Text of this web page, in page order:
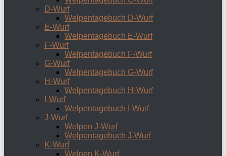
D-Wurf
Welpentagebuch D-Wurf
E-Wurf
Welpentagebuch E-Wurf
F-Wurf
Welpentagebuch F-Wurf
G-Wurf
Welpentagebuch G-Wurf
H-Wurf
Welpentagebuch H-Wurf
I-Wurf
Welpentagebuch I-Wurf
J-Wurf
Welpen J-Wurf
Welpentagebuch J-Wurf
K-Wurf
Welpen K-Wurf